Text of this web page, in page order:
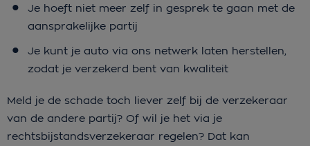
Je hoeft niet meer zelf in gesprek te gaan met de
aansprakelijke partij
Je kunt je auto via ons netwerk laten herstellen,
zodat je verzekerd bent van kwaliteit
Meld je de schade toch liever zelf bij de verzekeraar
van de andere partij? Of wil je het via je
rechtsbijstandsverzekeraar regelen? Dat kan